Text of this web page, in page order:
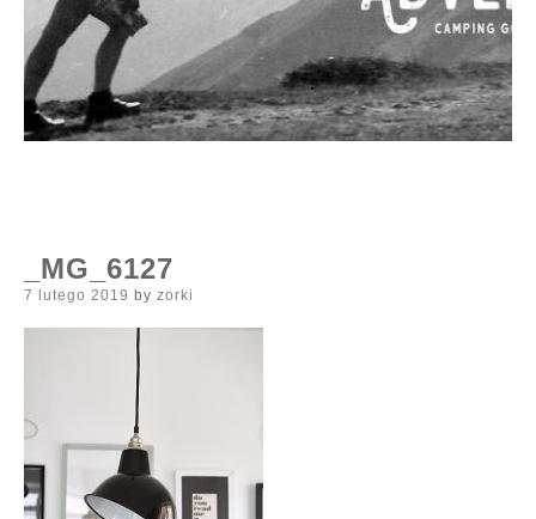
_MG_6127
Posted
7 lutego 2019 by zorki